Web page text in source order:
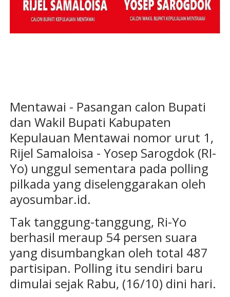
Mentawai - Pasangan calon Bupati
dan Wakil Bupati Kabupaten
Kepulauan Mentawai nomor urut 1,
Rijel Samaloisa - Yosep Sarogdok (RI-
Yo) unggul sementara pada polling
pilkada yang diselenggarakan oleh
ayosumbar.id.
Tak tanggung-tanggung, Ri-Yo
berhasil meraup 54 persen suara
yang disumbangkan oleh total 487
partisipan. Polling itu sendiri baru
dimulai sejak Rabu, (16/10) dini hari.